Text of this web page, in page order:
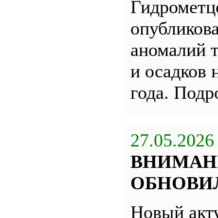
аномалий
и осадков
года.
27.05.2026
Новый